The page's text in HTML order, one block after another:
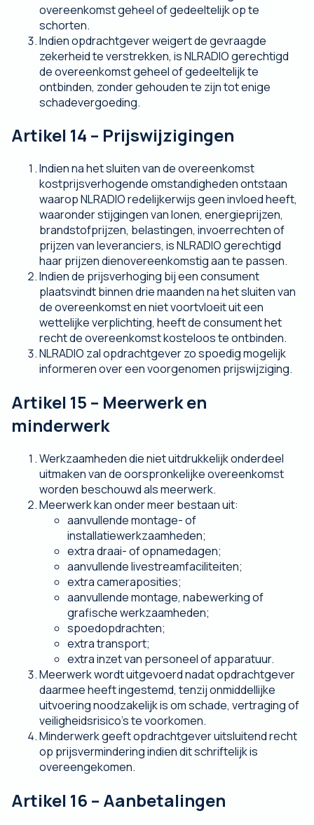
overeenkomst geheel of gedeeltelijk op te
schorten.
Indien opdrachtgever weigert de gevraagde
zekerheid te verstrekken, is NLRADIO gerechtigd
de overeenkomst geheel of gedeeltelijk te
ontbinden, zonder gehouden te zijn tot enige
schadevergoeding.
Artikel 14 – Prijswijzigingen
Indien na het sluiten van de overeenkomst
kostprijsverhogende omstandigheden ontstaan
waarop NLRADIO redelijkerwijs geen invloed heeft,
waaronder stijgingen van lonen, energieprijzen,
brandstofprijzen, belastingen, invoerrechten of
prijzen van leveranciers, is NLRADIO gerechtigd
haar prijzen dienovereenkomstig aan te passen.
Indien de prijsverhoging bij een consument
plaatsvindt binnen drie maanden na het sluiten van
de overeenkomst en niet voortvloeit uit een
wettelijke verplichting, heeft de consument het
recht de overeenkomst kosteloos te ontbinden.
NLRADIO zal opdrachtgever zo spoedig mogelijk
informeren over een voorgenomen prijswijziging.
Artikel 15 – Meerwerk en
minderwerk
Werkzaamheden die niet uitdrukkelijk onderdeel
uitmaken van de oorspronkelijke overeenkomst
worden beschouwd als meerwerk.
Meerwerk kan onder meer bestaan uit:
aanvullende montage- of
installatiewerkzaamheden;
extra draai- of opnamedagen;
aanvullende livestreamfaciliteiten;
extra cameraposities;
aanvullende montage, nabewerking of
grafische werkzaamheden;
spoedopdrachten;
extra transport;
extra inzet van personeel of apparatuur.
Meerwerk wordt uitgevoerd nadat opdrachtgever
daarmee heeft ingestemd, tenzij onmiddellijke
uitvoering noodzakelijk is om schade, vertraging of
veiligheidsrisico’s te voorkomen.
Minderwerk geeft opdrachtgever uitsluitend recht
op prijsvermindering indien dit schriftelijk is
overeengekomen.
Artikel 16 – Aanbetalingen